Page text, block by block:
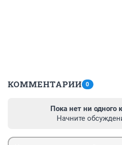
КОММЕНТАРИИ 0
Пока нет ни одного
Начните